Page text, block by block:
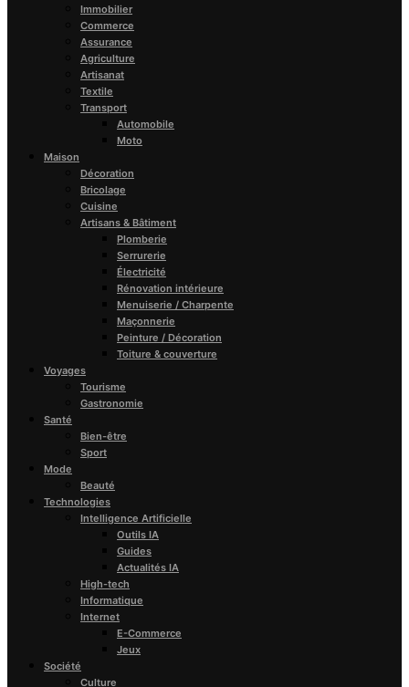
Immobilier
Commerce
Assurance
Agriculture
Artisanat
Textile
Transport
Automobile
Moto
Maison
Décoration
Bricolage
Cuisine
Artisans & Bâtiment
Plomberie
Serrurerie
Électricité
Rénovation intérieure
Menuiserie / Charpente
Maçonnerie
Peinture / Décoration
Toiture & couverture
Voyages
Tourisme
Gastronomie
Santé
Bien-être
Sport
Mode
Beauté
Technologies
Intelligence Artificielle
Outils IA
Guides
Actualités IA
High-tech
Informatique
Internet
E-Commerce
Jeux
Société
Culture